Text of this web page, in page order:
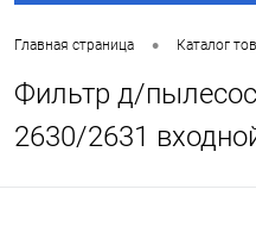
Главная страница • Каталог
Фильтр д/
2630/2631